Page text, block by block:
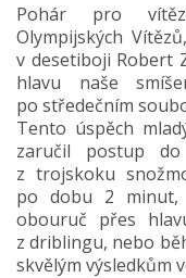
Pohár pro
Olympijských
v desetiboji Robert
hlavu naše
po středečním
Tento úspěch
zaručil postup do
z trojskoku
po dobu 2 minut,
obouruč přes
z driblingu, nebo
skvělým výsledkům